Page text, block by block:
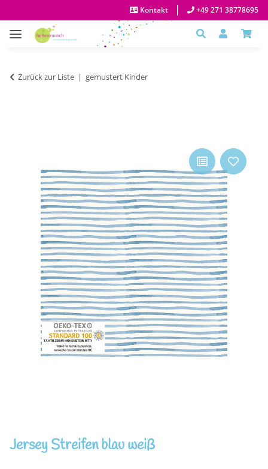
Kontakt +49 271 38778695
Zurück zur Liste gemustert Kinder
Jersey Streifen blau weiß